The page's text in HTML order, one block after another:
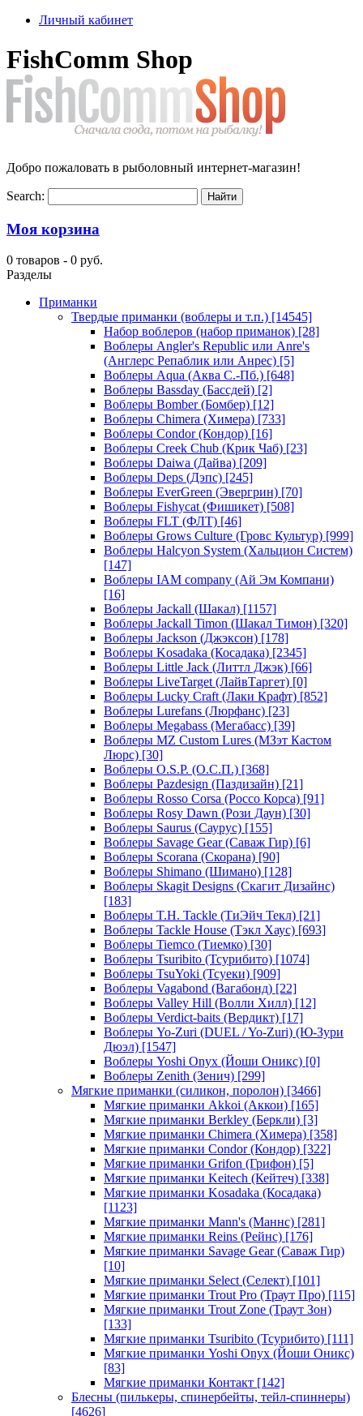
Личный кабинет
FishComm Shop
Добро пожаловать в рыболовный интернет-магазин!
Search:
Моя корзина
0 товаров - 0 руб.
Разделы
Приманки
Твердые приманки (воблеры и т.п.) [14545]
Набор воблеров (набор приманок) [28]
Воблеры Angler's Republic или Anre's
(Англерс Репаблик или Анрес) [5]
Воблеры Aqua (Аква С.-Пб.) [648]
Воблеры Bassday (Бассдей) [2]
Воблеры Bomber (Бомбер) [12]
Воблеры Chimera (Химера) [733]
Воблеры Condor (Кондор) [16]
Воблеры Creek Chub (Крик Чаб) [23]
Воблеры Daiwa (Дайва) [209]
Воблеры Deps (Дэпс) [245]
Воблеры EverGreen (Эвергрин) [70]
Воблеры Fishycat (Фишикет) [508]
Воблеры FLT (ФЛТ) [46]
Воблеры Grows Culture (Гровс Культур) [999]
Воблеры Halcyon System (Хальцион Систем)
[147]
Воблеры IAM company (Ай Эм Компани)
[16]
Воблеры Jackall (Шакал) [1157]
Воблеры Jackall Timon (Шакал Тимон) [320]
Воблеры Jackson (Джэксон) [178]
Воблеры Kosadaka (Косадака) [2345]
Воблеры Little Jack (Литтл Джэк) [66]
Воблеры LiveTarget (ЛайвТаргет) [0]
Воблеры Lucky Craft (Лаки Крафт) [852]
Воблеры Lurefans (Люрфанс) [23]
Воблеры Megabass (Мегабасс) [39]
Воблеры MZ Custom Lures (МЗэт Кастом
Люрс) [30]
Воблеры O.S.P. (О.С.П.) [368]
Воблеры Pazdesign (Паздизайн) [21]
Воблеры Rosso Corsa (Россо Корса) [91]
Воблеры Rosy Dawn (Рози Даун) [30]
Воблеры Saurus (Саурус) [155]
Воблеры Savage Gear (Саваж Гир) [6]
Воблеры Scorana (Скорана) [90]
Воблеры Shimano (Шимано) [128]
Воблеры Skagit Designs (Скагит Дизайнс)
[183]
Воблеры T.H. Tackle (ТиЭйч Текл) [21]
Воблеры Tackle House (Тэкл Хаус) [693]
Воблеры Tiemco (Тиемко) [30]
Воблеры Tsuribito (Тсурибито) [1074]
Воблеры TsuYoki (Тсуеки) [909]
Воблеры Vagabond (Вагабонд) [22]
Воблеры Valley Hill (Волли Хилл) [12]
Воблеры Verdict-baits (Вердикт) [17]
Воблеры Yo-Zuri (DUEL / Yo-Zuri) (Ю-Зури
Дюэл) [1547]
Воблеры Yoshi Onyx (Йоши Оникс) [0]
Воблеры Zenith (Зенич) [299]
Мягкие приманки (силикон, поролон) [3466]
Мягкие приманки Akkoi (Аккои) [165]
Мягкие приманки Berkley (Беркли) [3]
Мягкие приманки Chimera (Химера) [358]
Мягкие приманки Condor (Кондор) [322]
Мягкие приманки Grifon (Грифон) [5]
Мягкие приманки Keitech (Кейтеч) [338]
Мягкие приманки Kosadaka (Косадака)
[1123]
Мягкие приманки Mann's (Маннс) [281]
Мягкие приманки Reins (Рейнс) [176]
Мягкие приманки Savage Gear (Саваж Гир)
[10]
Мягкие приманки Select (Селект) [101]
Мягкие приманки Trout Pro (Траут Про) [115]
Мягкие приманки Trout Zone (Траут Зон)
[133]
Мягкие приманки Tsuribito (Тсурибито) [111]
Мягкие приманки Yoshi Onyx (Йоши Оникс)
[83]
Мягкие приманки Контакт [142]
Блесны (пилькеры, спинербейты, тейл-спиннеры)
[4626]